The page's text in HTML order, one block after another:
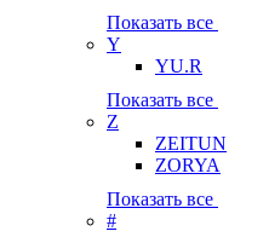
Показать все
Y
YU.R
Показать все
Z
ZEITUN
ZORYA
Показать все
#